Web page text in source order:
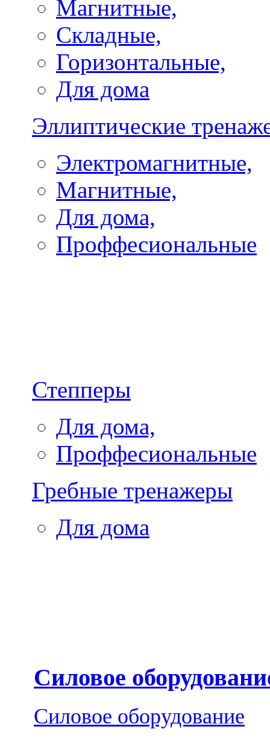
Магнитные,
Складные,
Горизонтальные,
Для дома
Эллиптические
Электромагнитные,
Магнитные,
Для дома,
Проффесиональные
Степперы
Для дома,
Проффесиональные
Гребные тренажеры
Для дома
Силовое
Силовое оборудование